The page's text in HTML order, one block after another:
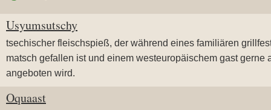
Usyumsutschy
tsechischer fleischspieß, der während eines familiären
matsch gefallen ist und einem westeuropäischem gast gerne
angeboten wird.
Oquaast